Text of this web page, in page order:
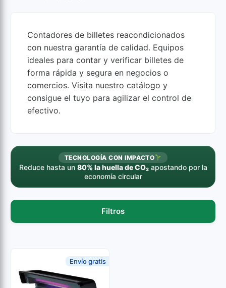
Contadores de billetes reacondicionados
con nuestra garantía de calidad. Equipos
ideales para contar y verificar billetes de
forma rápida y segura en negocios o
comercios. Visita nuestro catálogo y
consigue el tuyo para agilizar el control de
efectivo.
TECNOLOGÍA CON IMPACTO
Reduce hasta un 80% la huella de CO₂apostando por la
economía circular
Filtros
Envío gratis